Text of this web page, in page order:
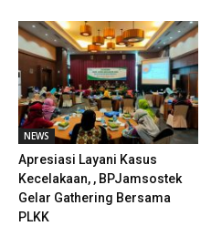
NEWS
Apresiasi Layani Kasus
Kecelakaan, , BPJamsostek
Gelar Gathering Bersama
PLKK